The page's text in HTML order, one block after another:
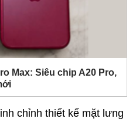
Max: Siêu chip A20 Pro,
chỉnh thiết kế mặt lưng